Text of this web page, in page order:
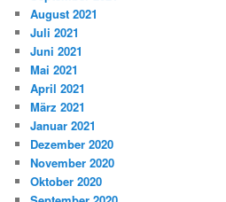
August 2021
Juli 2021
Juni 2021
Mai 2021
April 2021
März 2021
Januar 2021
Dezember 2020
November 2020
Oktober 2020